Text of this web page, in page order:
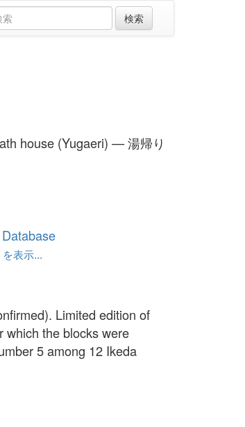
house (Yugaeri) — 湯帰り
表示...
Limited edition of
which the blocks were
5 among 12 Ikeda